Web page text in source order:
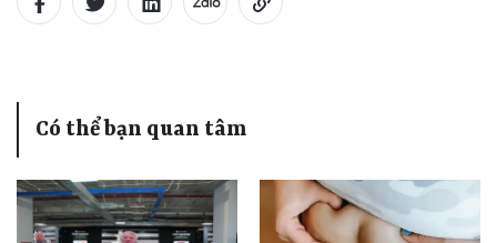
Có thể bạn quan tâm